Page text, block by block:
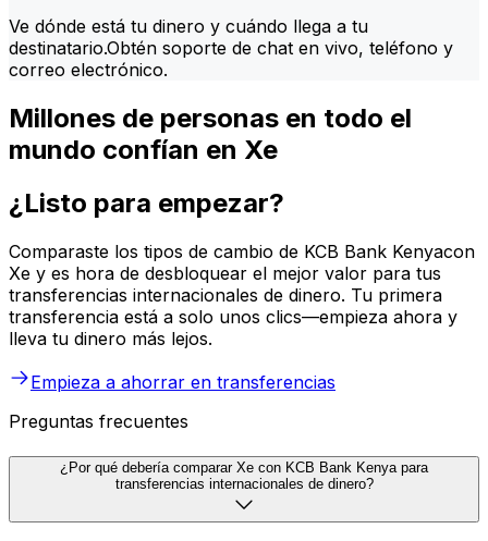
Ve dónde está tu dinero y cuándo llega a tu
destinatario.Obtén soporte de chat en vivo, teléfono y
correo electrónico.
Millones de personas en todo el
mundo confían en Xe
¿Listo para empezar?
Comparaste los tipos de cambio de KCB Bank Kenyacon
Xe y es hora de desbloquear el mejor valor para tus
transferencias internacionales de dinero. Tu primera
transferencia está a solo unos clics—empieza ahora y
lleva tu dinero más lejos.
Empieza a ahorrar en transferencias
Preguntas frecuentes
¿Por qué debería comparar Xe con KCB Bank Kenya para
transferencias internacionales de dinero?